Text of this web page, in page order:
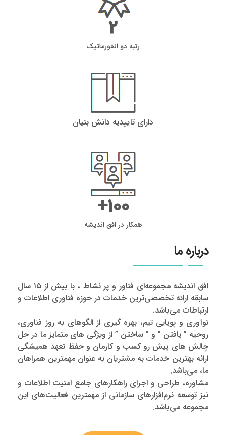
رتبه دو انفورماتیک
2
دارای تاییدیه دانش بنیان
همکار در افق اندیشه
100
+
درباره ما
افق اندیشه مجموعه‌ای فناور و پر نشاط ، با بیش از ۱۵ سال
سابقه ارائه تخصصی‌ترین خدمات در حوزه فناوری اطلاعات و
ارتباطات می‌باشد.
نوآوری و پویایی تیم، بهره گیری از الگوهای به روز فناوری،
روحیه ” یافتن ” و ” ساختن ” از ویژگی های متمایز ما در حل
چالش های پیش رو کسب و کارمان و حفظ تعهد همیشگی
ارائه بهترین خدمات به مشتریان به عنوان مهمترین همراهان
ما، می‌باشد.
مشاوره، طراحی و اجرای راهکارهای جامع امنیت اطلاعات و
نیز توسعه نرم‌افزارهای سازمانی از مهمترین فعالیت‌های این
مجموعه می‌باشد.